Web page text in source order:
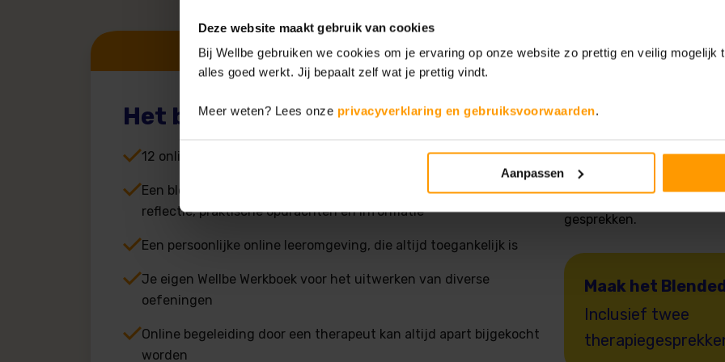
Deze website maakt gebruik van cookies
Bij Wellbe gebruiken we cookies om je ervaring op onze website zo prettig en veilig mogelijk
alles goed werkt. Jij bepaalt zelf wat je prettig vindt.
Meer weten? Lees onze privacyverklaring en gebruiksvoorwaarden.
Aanpassen
Het basisprogramma
12 online sessies in 6 tot 8 weken
Een blended training met video's, animaties, serious gaming,
reflectie, praktische opdrachten en informatie
Een persoonlijke online leeromgeving, die altijd toegankelijk is
Je eigen Wellbe Werkboek voor het uitwerken van diverse
oefeningen
Online begeleiding door een therapeut kan altijd apart bijgekocht
worden
Wat is
Blended Care
steun van persoonlijke
met je mee en
gesprekken.
Maak het
Inclusief twee